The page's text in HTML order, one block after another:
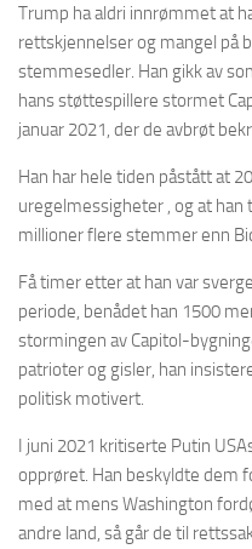
Trump ha aldri innrømmet at
rettskjennelser og mangel på
stemmesedler. Han gikk av
hans støttespillere stormet
januar 2021, der de avbrøt
Han har hele tiden påstått at
uregelmessigheter , og at han
millioner flere stemmer enn
Få timer etter at han var
periode, benådet han 1500
stormingen av Capitol-
patrioter og gisler, han
politisk motivert.
I juni 2021 kritiserte Putin
opprøret. Han beskyldte dem
med at mens Washington
andre land, så går de til